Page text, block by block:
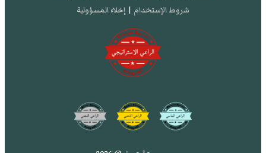
شروط الإستخدام | إخلاء المسؤولية